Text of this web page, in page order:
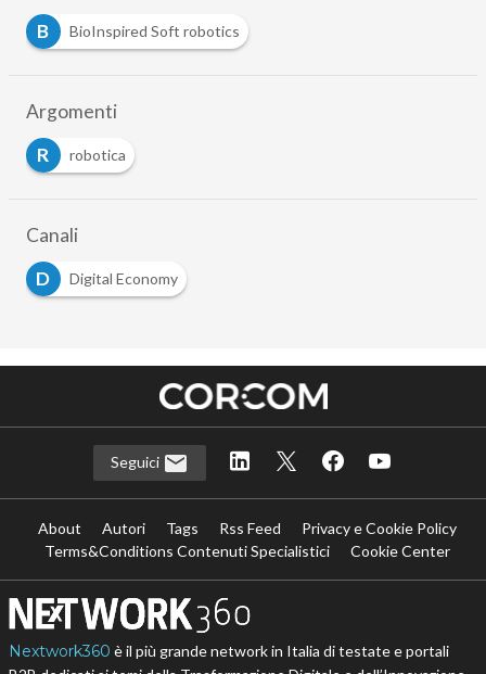
B
BioInspired Soft robotics
Argomenti
R
robotica
Canali
D
Digital Economy
Seguici
About Autori Tags Rss Feed
Privacy e Cookie Policy
Terms&Conditions Contenuti Specialistici
Cookie Center
Nextwork360 è il più grande network in Italia di testate e portali